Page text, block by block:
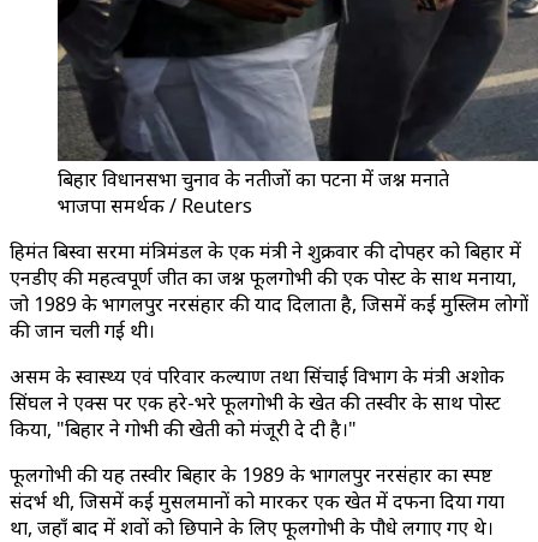
बिहार विधानसभा चुनाव के नतीजों का पटना में जश्न मनाते
भाजपा समर्थक / Reuters
हिमंत बिस्वा सरमा मंत्रिमंडल के एक मंत्री ने शुक्रवार की दोपहर को बिहार में
एनडीए की महत्वपूर्ण जीत का जश्न फूलगोभी की एक पोस्ट के साथ मनाया,
जो 1989 के भागलपुर नरसंहार की याद दिलाता है, जिसमें कई मुस्लिम लोगों
की जान चली गई थी।
असम के स्वास्थ्य एवं परिवार कल्याण तथा सिंचाई विभाग के मंत्री अशोक
सिंघल ने एक्स पर एक हरे-भरे फूलगोभी के खेत की तस्वीर के साथ पोस्ट
किया, "बिहार ने गोभी की खेती को मंजूरी दे दी है।"
फूलगोभी की यह तस्वीर बिहार के 1989 के भागलपुर नरसंहार का स्पष्ट
संदर्भ थी, जिसमें कई मुसलमानों को मारकर एक खेत में दफना दिया गया
था, जहाँ बाद में शवों को छिपाने के लिए फूलगोभी के पौधे लगाए गए थे।